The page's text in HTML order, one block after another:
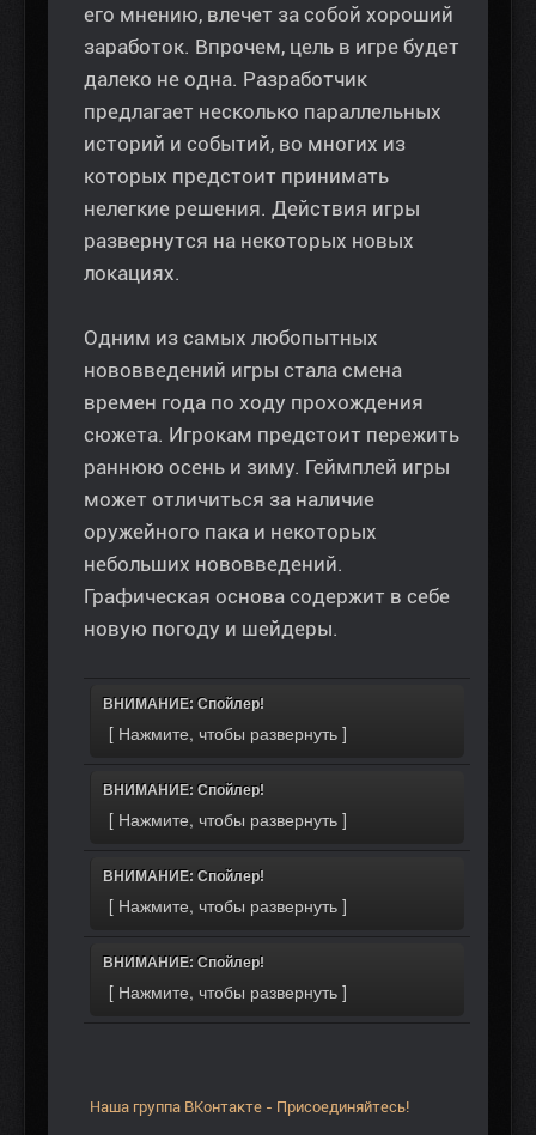
его мнению, влечет за собой хороший
заработок. Впрочем, цель в игре будет
далеко не одна. Разработчик
предлагает несколько параллельных
историй и событий, во многих из
которых предстоит принимать
нелегкие решения. Действия игры
развернутся на некоторых новых
локациях.
Одним из самых любопытных
нововведений игры стала смена
времен года по ходу прохождения
сюжета. Игрокам предстоит пережить
раннюю осень и зиму. Геймплей игры
может отличиться за наличие
оружейного пака и некоторых
небольших нововведений.
Графическая основа содержит в себе
новую погоду и шейдеры.
ВНИМАНИЕ: Спойлер!
ВНИМАНИЕ: Спойлер!
ВНИМАНИЕ: Спойлер!
ВНИМАНИЕ: Спойлер!
Наша группа ВКонтакте - Присоединяйтесь!